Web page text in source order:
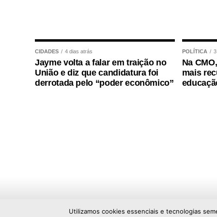
WhatsApp
Facebook
Twitter
Messenger
LinkedIn
Share
CIDADES 4 dias atrás
Jayme volta a falar em traição no
União e diz que candidatura foi
derrotada pelo “poder econômico”
POLÍTICA
Na
mais
Utilizamos cookies essenciais e tecnologias